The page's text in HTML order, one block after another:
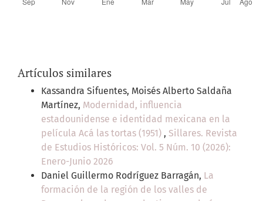
Artículos similares
Kassandra Sifuentes, Moisés Alberto Saldaña
Martínez, Modernidad, influencia
estadounidense e identidad mexicana en la
película Acá las tortas (1951) , Sillares. Revista
de Estudios Históricos: Vol. 5 Núm. 10 (2026):
Enero-Junio 2026
Daniel Guillermo Rodríguez Barragán, La
formación de la región de los valles de